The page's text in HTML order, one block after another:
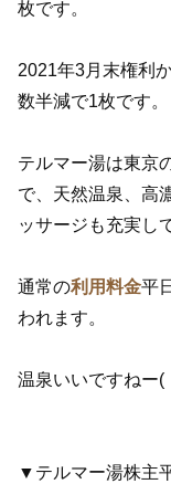
枚です。
2021年3月末権利
数半減で1枚です。
テルマー湯は東京
で、天然温泉、高
ッサージも充実し
通常の利用料金平
われます。
温泉いいですねー(
▼テルマー湯株主